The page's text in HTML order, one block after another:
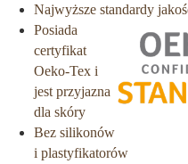
Najwyższe standardy
Posiada
certyfikat
Oeko-Tex i
jest przyjazna
dla skóry
Bez silikonów
i plastyfikatorów